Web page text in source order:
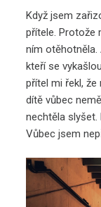
Když jsem
přítele. Protože
ním otěhotněla.
kteří se
přítel mi řekl, že
dítě vůbec
nechtěla slyšet.
Vůbec jsem